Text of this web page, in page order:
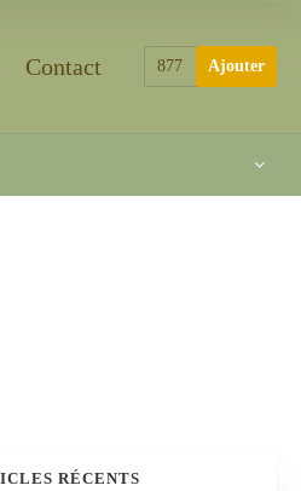
Contact 877 Ajouter
RÉCENTS